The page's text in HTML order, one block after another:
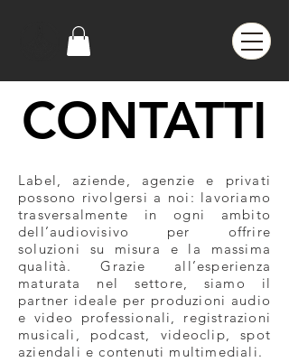
CONTATTI
CONTATTI
Label, aziende, agenzie e privati
possono rivolgersi a noi: lavoriamo
trasversalmente in ogni ambito
dell’audiovisivo per offrire
soluzioni su misura e la massima
qualità. Grazie all’esperienza
maturata nel settore, siamo il
partner ideale per produzioni audio
e video professionali, registrazioni
musicali, podcast, videoclip, spot
aziendali e contenuti multimediali.